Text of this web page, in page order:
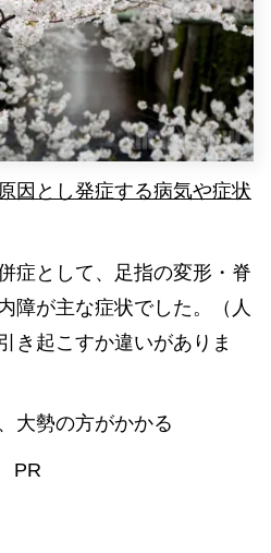
因とし発症する病気や症状
症として、足指の変形・脊
障が主な症状でした。（人
き起こすか違いがありま
大勢の方がかかる
PR